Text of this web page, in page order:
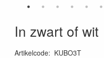
In zwart of wit
Artikelcode: KUBO3T